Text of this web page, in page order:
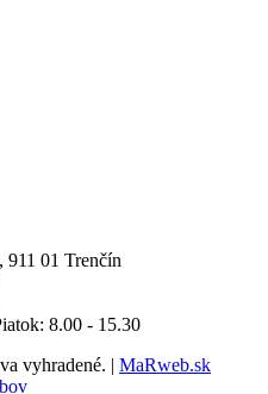
911 01 Trenčín
8.00 - 15.30
vyhradené. | MaRweb.sk